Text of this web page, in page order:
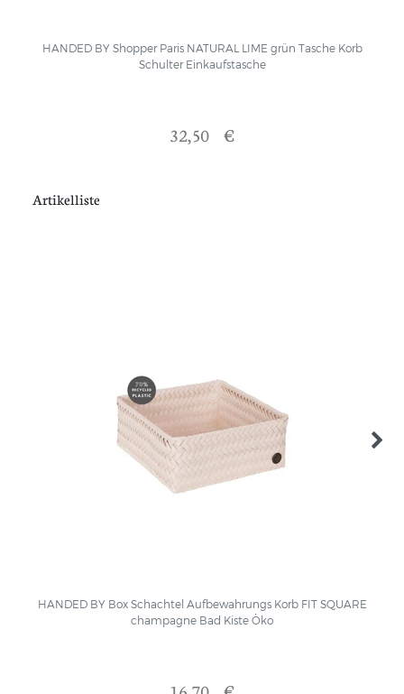
HANDED BY Shopper Paris NATURAL LIME grün Tasche Korb
Schulter Einkaufstasche
32,50 €
Artikelliste
HANDED BY Box Schachtel Aufbewahrungs Korb FIT SQUARE
champagne Bad Kiste Öko